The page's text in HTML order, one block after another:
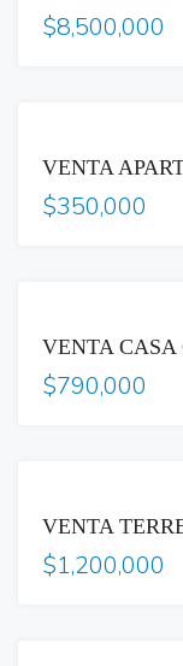
$8,500,000
$350,000
$790,000
$1,200,000